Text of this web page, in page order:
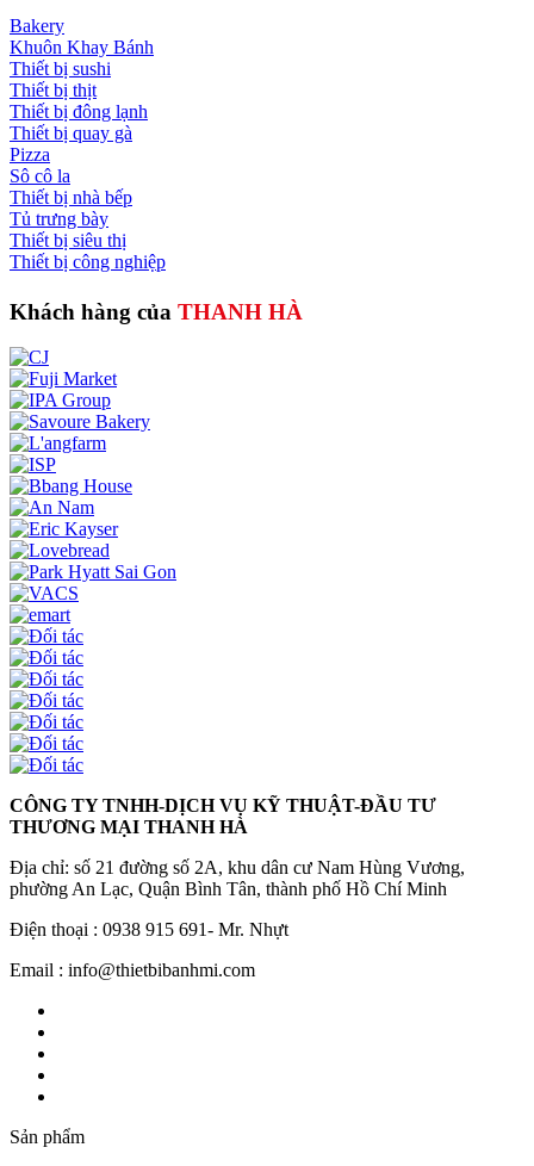
Bakery
Khuôn Khay Bánh
Thiết bị sushi
Thiết bị thịt
Thiết bị đông lạnh
Thiết bị quay gà
Pizza
Sô cô la
Thiết bị nhà bếp
Tủ trưng bày
Thiết bị siêu thị
Thiết bị công nghiệp
Khách hàng của THANH HÀ
CÔNG TY TNHH-DỊCH VỤ KỸ THUẬT-ĐẦU TƯ
THƯƠNG MẠI THANH HÀ
Địa chỉ: số 21 đường số 2A, khu dân cư Nam Hùng Vương,
phường An Lạc, Quận Bình Tân, thành phố Hồ Chí Minh
Điện thoại : 0938 915 691- Mr. Nhựt
Email : info@thietbibanhmi.com
Sản phẩm